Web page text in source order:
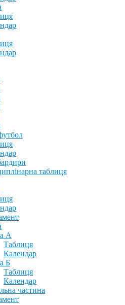
таблиця
А
Таблиця
Календар
Б
Таблиця
Календар
частина